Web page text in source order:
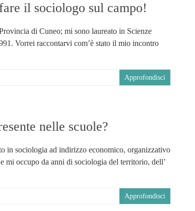
il sociologo sul campo!
di Cuneo; mi sono laureato in Scienze
Vorrei raccontarvi com’è stato il mio incontro
Approfondisci
nelle scuole?
in sociologia ad indirizzo economico, organizzativo
mi occupo da anni di sociologia del territorio, dell’
Approfondisci